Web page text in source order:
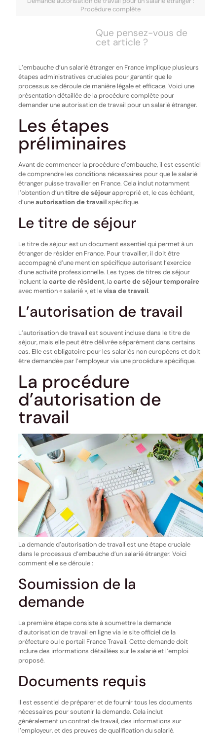
Procédure complète
Que pensez-vous de
cet article ?
L’embauche d’un salarié étranger en France implique plusieurs
étapes administratives cruciales pour garantir que le
processus se déroule de manière légale et efficace. Voici une
présentation détaillée de la procédure complète pour
demander une autorisation de travail pour un salarié étranger.
Les étapes
préliminaires
Avant de commencer la procédure d’embauche, il est essentiel
de comprendre les conditions nécessaires pour que le salarié
étranger puisse travailler en France. Cela inclut notamment
l’obtention d’untitre de séjourapproprié et, le cas échéant,
d’uneautorisation de travailspécifique.
Le titre de séjour
Le titre de séjour est un document essentiel qui permet à un
étranger de résider en France. Pour travailler, il doit être
accompagné d’une mention spécifique autorisant l’exercice
d’une activité professionnelle. Les types de titres de séjour
incluent lacarte de résident, lacarte de séjour temporaire
avec mention « salarié », et levisa de travail.
L’autorisation de travail
L’autorisation de travail est souvent incluse dans le titre de
séjour, mais elle peut être délivrée séparément dans certains
cas. Elle est obligatoire pour les salariés non européens et doit
être demandée par l’employeur via une procédure spécifique.
La procédure
d’autorisation de
travail
La demande d’autorisation de travail est une étape cruciale
dans le processus d’embauche d’un salarié étranger. Voici
comment elle se déroule :
Soumission de la
demande
La première étape consiste à soumettre la demande
d’autorisation de travail en ligne via le site officiel de la
préfecture ou le portail France Travail. Cette demande doit
inclure des informations détaillées sur le salarié et l’emploi
proposé.
Documents requis
Il est essentiel de préparer et de fournir tous les documents
nécessaires pour soutenir la demande. Cela inclut
généralement un contrat de travail, des informations sur
l’employeur, et des preuves de qualification du salarié.